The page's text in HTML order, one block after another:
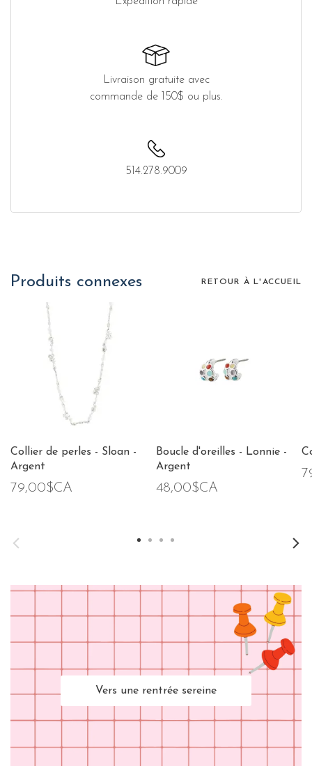
Livraison gratuite avec
commande de 150$ ou plus.
514.278.9009
Produits connexes RETOUR À L'ACCUEIL
Collier de perles - Sloan -
Argent
79,00$CA
Boucle d'oreilles - Lonnie -
Argent
48,00$CA
Vers une rentrée sereine